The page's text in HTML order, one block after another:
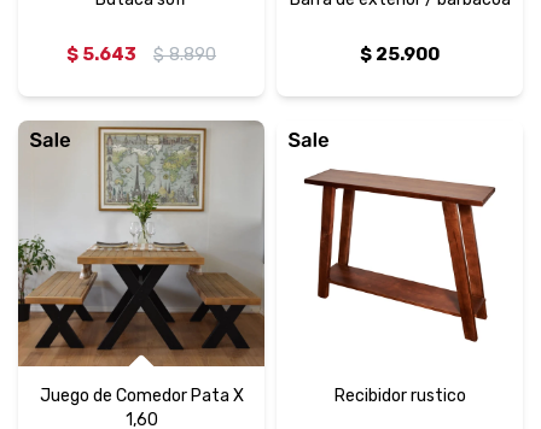
$ 5.643 $ 8.890 $ 25.900
Juego de Comedor Pata X
1,60
Recibidor rustico